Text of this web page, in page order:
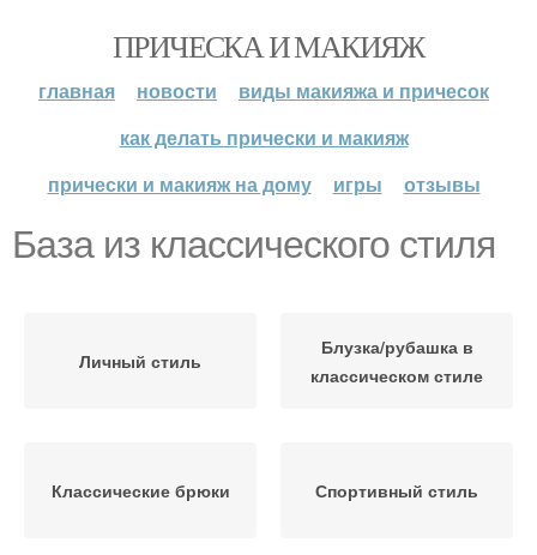
ПРИЧЕСКА И МАКИЯЖ
главная новости
виды макияжа и причесок
как делать прически и макияж
прически и макияж на дому
игры отзывы
База из классического стиля
Личный стиль
Блузка/рубашка в
классическом стиле
Классические брюки Спортивный стиль